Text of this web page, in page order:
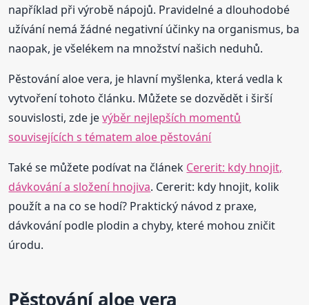
například při výrobě nápojů. Pravidelné a dlouhodobé
užívání nemá žádné negativní účinky na organismus, ba
naopak, je všelékem na množství našich neduhů.
Pěstování aloe vera, je hlavní myšlenka, která vedla k
vytvoření tohoto článku. Můžete se dozvědět i širší
souvislosti, zde jevýběr nejlepších momentů
souvisejících s tématem aloe pěstování
Také se můžete podívat na článek Cererit: kdy hnojit,
dávkování a složení hnojiva. Cererit: kdy hnojit, kolik
použít a na co se hodí? Praktický návod z praxe,
dávkování podle plodin a chyby, které mohou zničit
úrodu.
Pěstování aloe vera